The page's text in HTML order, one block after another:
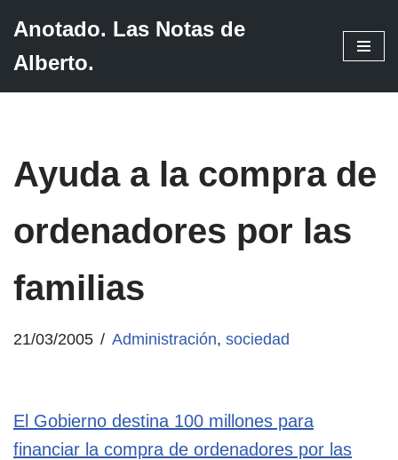
Saltar
Anotado. Las Notas de
Alberto.
Ayuda a la compra de
ordenadores por las
familias
21/03/2005 Administración, sociedad
El Gobierno destina 100 millones para
financiar la compra de ordenadores por las